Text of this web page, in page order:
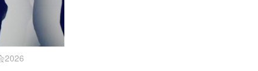
2026